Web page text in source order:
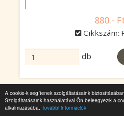
A cookie-k segítenek szolgáltatásaink
Szolgáltatásaink használatával Ön beleegyezik a
alkalmazásába. További információk
880.-
Cikkszám:
db